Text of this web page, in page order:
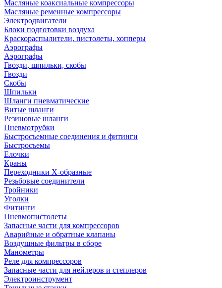
Масляные коаксиальные компрессоры
Масляные ременные компрессоры
Электродвигатели
Блоки подготовки воздуха
Краскораспылители, пистолеты, хопперы
Аэрографы
Аэрографы
Гвозди, шпильки, скобы
Гвозди
Скобы
Шпильки
Шланги пневматические
Витые шланги
Резиновые шланги
Пневмотрубки
Быстросъемные соединения и фитинги
Быстросъемы
Елочки
Краны
Переходники Х-образные
Резьбовые соединители
Тройники
Уголки
Фитинги
Пневмопистолеты
Запасные части для компрессоров
Аварийные и обратные клапаны
Воздушные фильтры в сборе
Манометры
Реле для компрессоров
Запасные части для нейлеров и степлеров
Электроинструмент